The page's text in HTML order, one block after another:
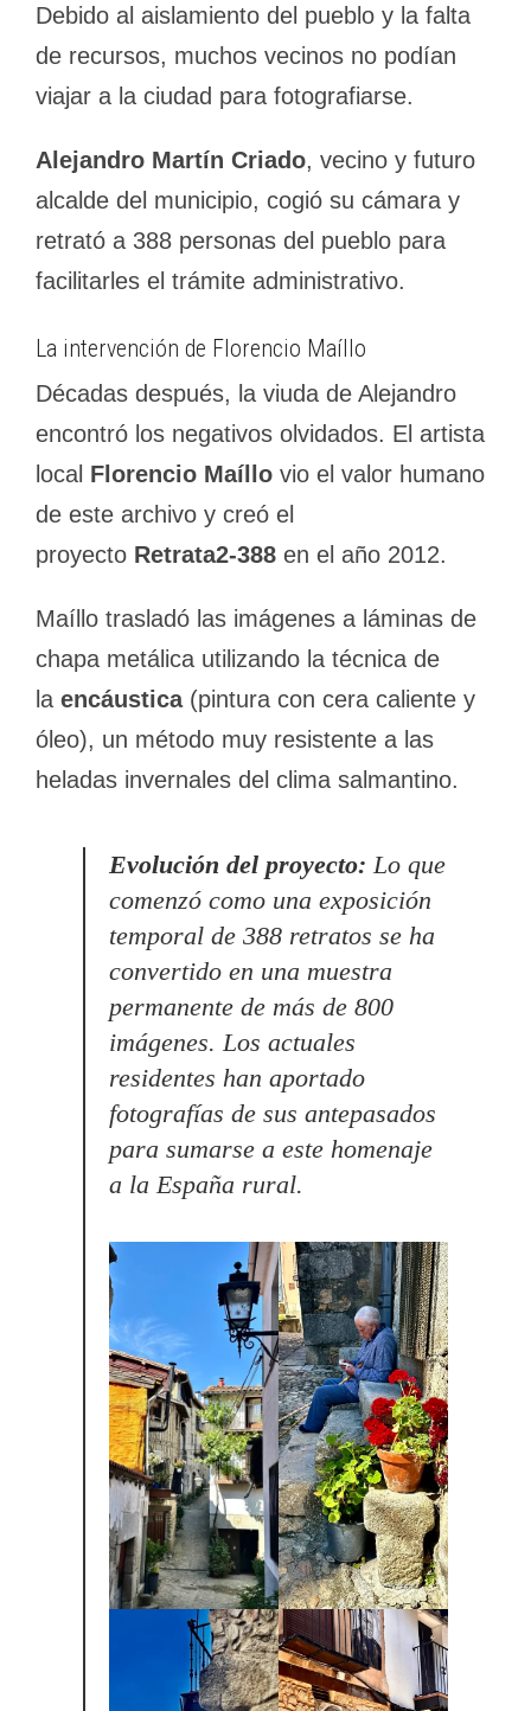
Debido al aislamiento del pueblo y la falta
de recursos, muchos vecinos no podían
viajar a la ciudad para fotografiarse.
Alejandro Martín Criado, vecino y futuro
alcalde del municipio, cogió su cámara y
retrató a 388 personas del pueblo para
facilitarles el trámite administrativo.
La intervención de Florencio Maíllo
Décadas después, la viuda de Alejandro
encontró los negativos olvidados. El artista
local Florencio Maíllo vio el valor humano
de este archivo y creó el
proyecto Retrata2-388 en el año 2012.
Maíllo trasladó las imágenes a láminas de
chapa metálica utilizando la técnica de
la encáustica(pintura con cera caliente y
óleo), un método muy resistente a las
heladas invernales del clima salmantino.
Evolución del proyecto: Lo que
comenzó como una exposición
temporal de 388 retratos se ha
convertido en una muestra
permanente de más de 800
imágenes. Los actuales
residentes han aportado
fotografías de sus antepasados
para sumarse a este homenaje
a la España rural.